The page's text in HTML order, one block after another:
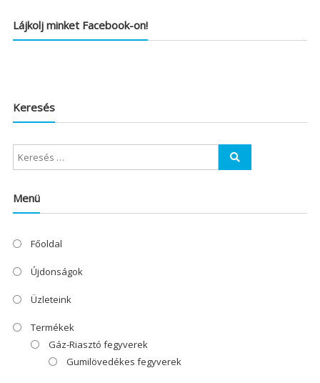
Lájkolj minket Facebook-on!
Keresés
Menü
Főoldal
Újdonságok
Üzleteink
Termékek
Gáz-Riasztó fegyverek
Gumilövedékes fegyverek